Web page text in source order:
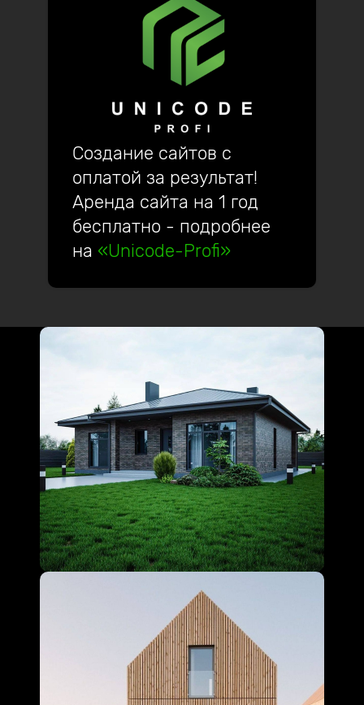
Создание сайтов с
оплатой за результат!
Аренда сайта на 1 год
бесплатно - подробнее
на «Unicode-Profi»